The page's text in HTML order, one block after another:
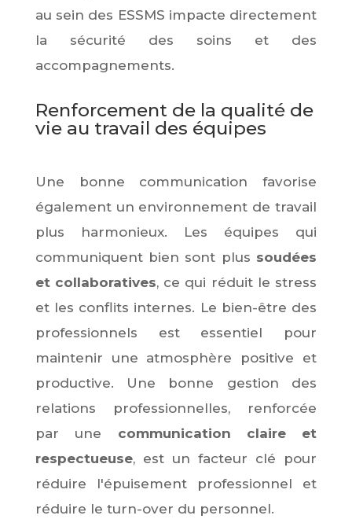
au sein des ESSMS impacte directement
la sécurité des soins et des
accompagnements.
Renforcement de la qualité de
vie au travail des équipes
Une bonne communication favorise
également un environnement de travail
plus harmonieux. Les équipes qui
communiquent bien sont plus soudées
et collaboratives, ce qui réduit le stress
et les conflits internes. Le bien-être des
professionnels est essentiel pour
maintenir une atmosphère positive et
productive. Une bonne gestion des
relations professionnelles, renforcée
par une communication claire et
respectueuse, est un facteur clé pour
réduire l'épuisement professionnel et
réduire le turn-over du personnel.